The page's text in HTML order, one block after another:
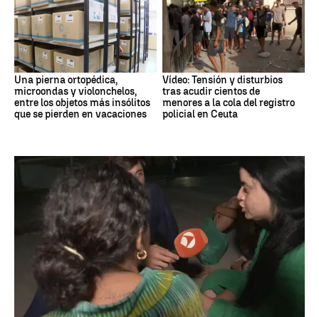
Una pierna ortopédica,
microondas y violonchelos,
entre los objetos más insólitos
que se pierden en vacaciones
Vídeo: Tensión y disturbios
tras acudir cientos de
menores a la cola del registro
policial en Ceuta
Ceuta